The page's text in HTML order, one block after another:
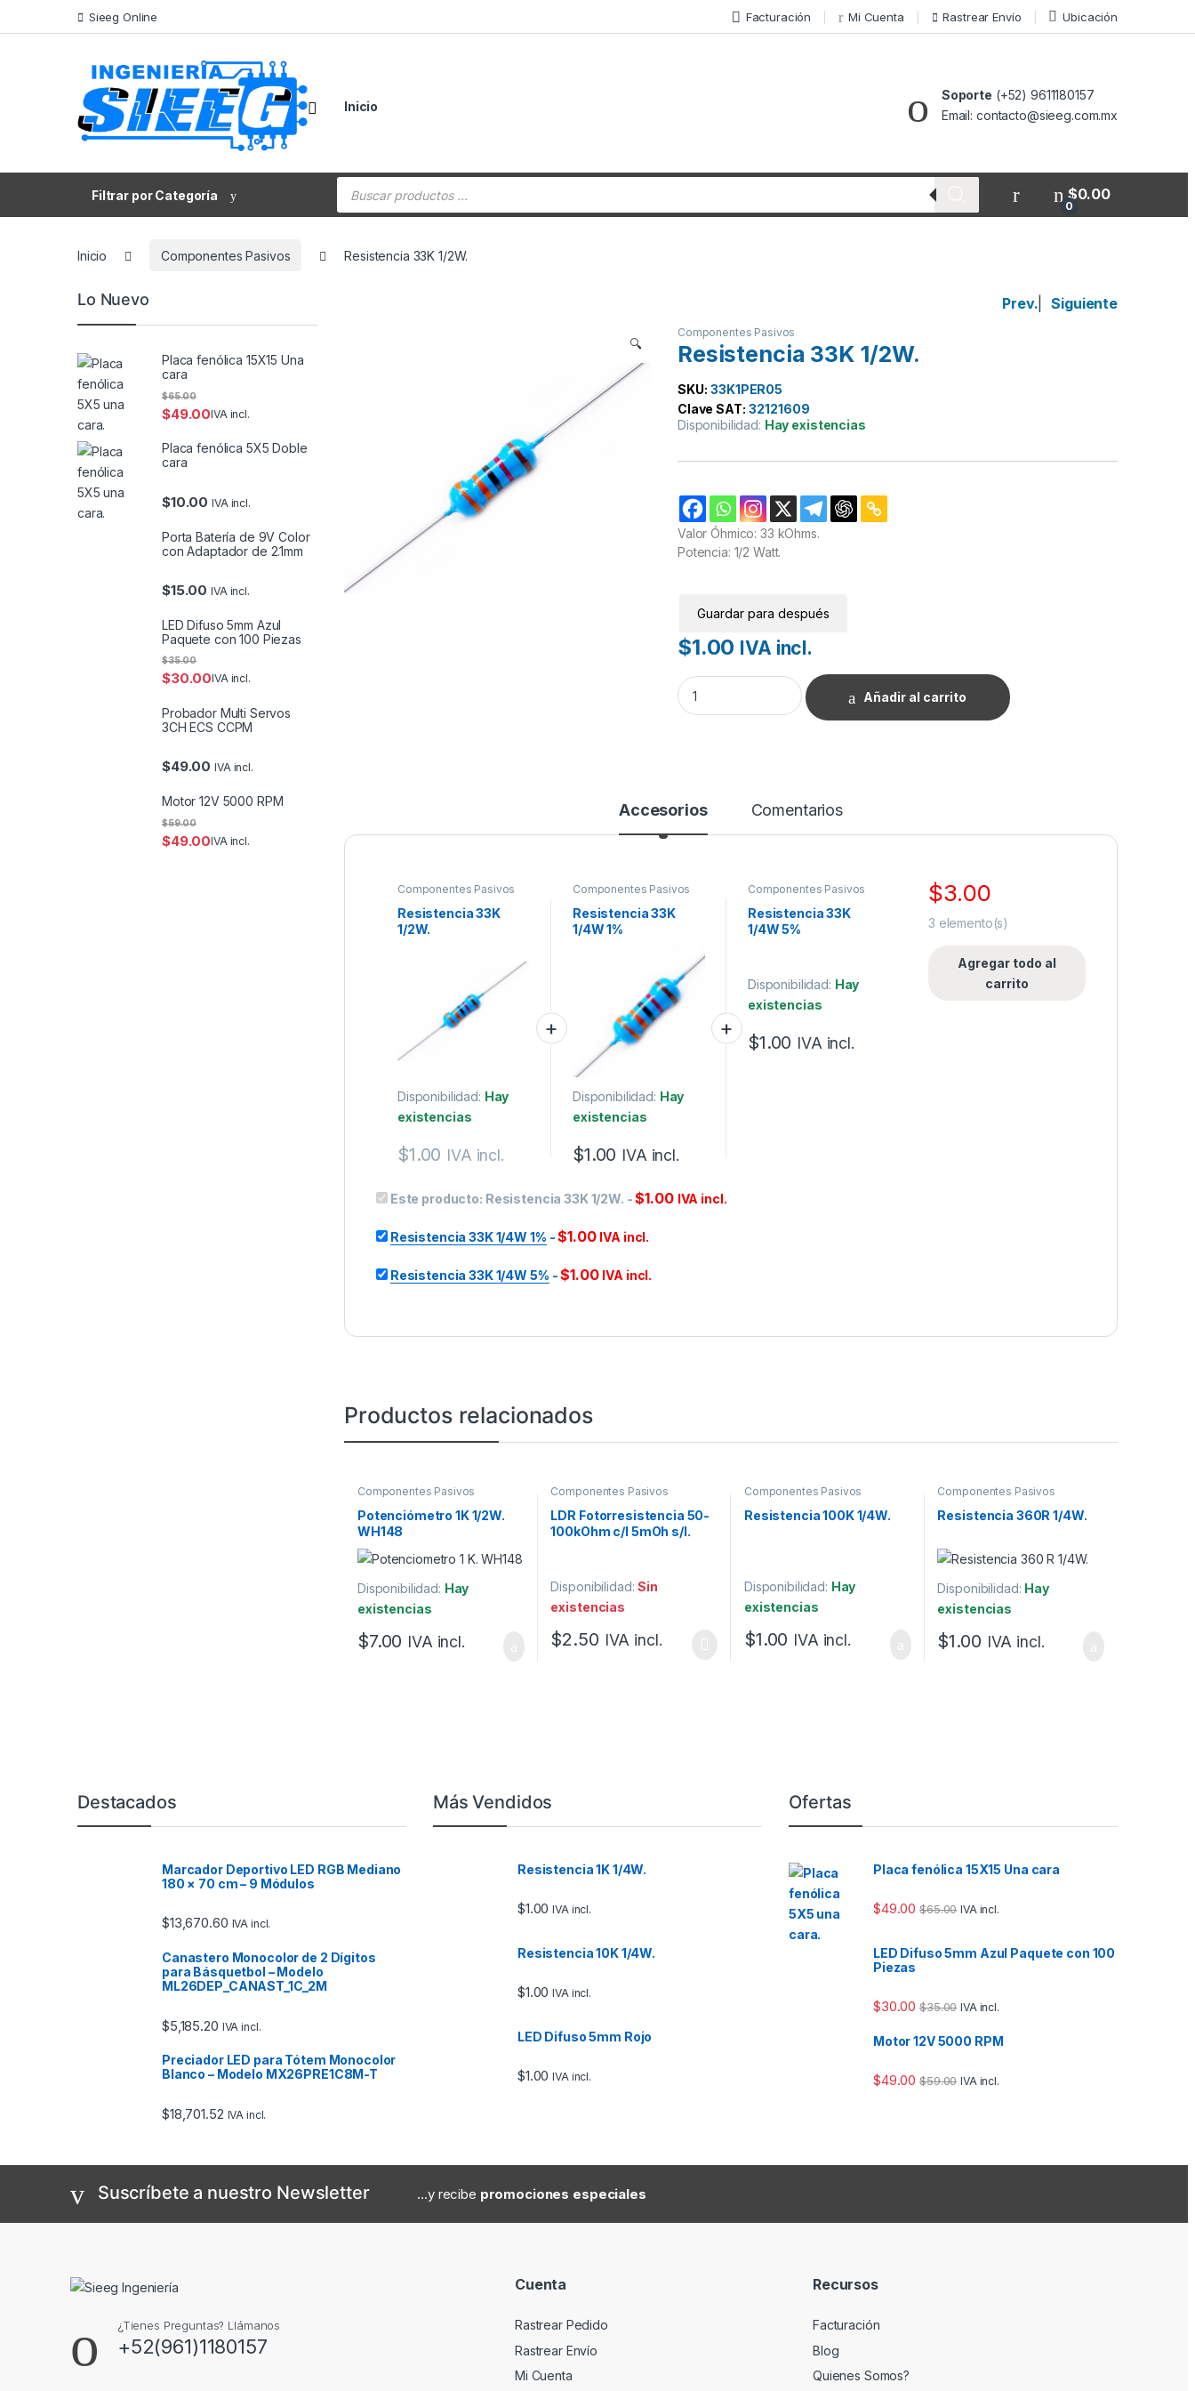
Sieeg Online Facturación Mi Cuenta Rastrear Envío Ubicación
Inicio
Soporte (+52) 9611180157
Email: contacto@sieeg.com.mx
Filtrar por Categoría
Búsqueda de productos
0
$0.00
Inicio Componentes Pasivos Resistencia 33K 1/2W.
Prev. Siguiente
🔍
Componentes Pasivos
Resistencia 33K 1/2W.
SKU: 33K1PER05
Clave SAT: 32121609
Disponibilidad: Hay existencias
Valor Óhmico: 33 kOhms.
Potencia: 1/2 Watt.
Guardar para después
$1.00 IVA incl.
Resistencia 33K 1/2W. cantidad
Añadir al carrito
Accesorios Comentarios
Componentes Pasivos
Resistencia 33K
1/2W.
Disponibilidad: Hay
existencias
$1.00 IVA incl.
Componentes Pasivos
Resistencia 33K
1/4W 1%
Disponibilidad: Hay
existencias
$1.00 IVA incl.
Componentes Pasivos
Resistencia 33K
1/4W 5%
Disponibilidad: Hay
existencias
$1.00 IVA incl.
Este producto: Resistencia 33K 1/2W. -$1.00 IVA incl.
Resistencia 33K 1/4W 1% -$1.00 IVA incl.
Resistencia 33K 1/4W 5% -$1.00 IVA incl.
$3.00
3 elemento(s)
Agregar todo al
carrito
Productos relacionados
Componentes Pasivos
Potenciómetro 1K 1/2W.
WH148
Disponibilidad: Hay
existencias
$7.00 IVA incl.
Componentes Pasivos
LDR Fotorresistencia 50-
100kOhm c/l 5mOh s/l.
Disponibilidad:Sin
existencias
$2.50 IVA incl.
Componentes Pasivos
Resistencia 100K 1/4W.
Disponibilidad: Hay
existencias
$1.00 IVA incl.
Componentes Pasivos
Resistencia 360R 1/4W.
Disponibilidad: Hay
existencias
$1.00 IVA incl.
Lo Nuevo
Placa fenólica 15X15 Una
cara
$49.00
$65.00
IVA incl.
Placa fenólica 5X5 Doble
cara
$10.00 IVA incl.
Porta Batería de 9V Color
con Adaptador de 2.1mm
$15.00 IVA incl.
LED Difuso 5mm Azul
Paquete con 100 Piezas
$30.00
$35.00
IVA incl.
Probador Multi Servos
3CH ECS CCPM
$49.00 IVA incl.
Motor 12V 5000 RPM
$49.00
$59.00
IVA incl.
Marcas De Carrusel
Destacados
Marcador Deportivo LED RGB Mediano
180 × 70 cm – 9 Módulos
$13,670.60 IVA incl.
Canastero Monocolor de 2 Dígitos
para Básquetbol – Modelo
ML26DEP_CANAST_1C_2M
$5,185.20 IVA incl.
Preciador LED para Tótem Monocolor
Blanco – Modelo MX26PRE1C8M-T
$18,701.52 IVA incl.
Más Vendidos
Resistencia 1K 1/4W.
$1.00 IVA incl.
Resistencia 10K 1/4W.
$1.00 IVA incl.
LED Difuso 5mm Rojo
$1.00 IVA incl.
Ofertas
Placa fenólica 15X15 Una cara
$49.00 $65.00 IVA incl.
LED Difuso 5mm Azul Paquete con 100
Piezas
$30.00 $35.00 IVA incl.
Motor 12V 5000 RPM
$49.00 $59.00 IVA incl.
Suscríbete a nuestro Newsletter ...y recibe promociones especiales
¿Tienes Preguntas? Llámanos
+52(961)1180157
Cuenta
Rastrear Pedido
Rastrear Envío
Mi Cuenta
Recursos
Facturación
Blog
Quienes Somos?